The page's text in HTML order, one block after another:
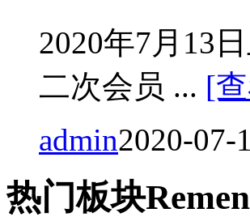
2020年7月13
二次会员 ... [
admin2020-07-
热门板块Remen